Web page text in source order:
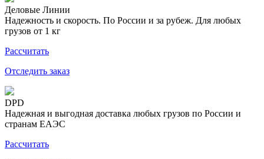
Деловые Линии
Надежность и скорость. По России и за рубеж. Для любых
грузов от 1 кг
Рассчитать
Отследить заказ
DPD
Надежная и выгодная доставка любых грузов по России и
странам ЕАЭС
Рассчитать